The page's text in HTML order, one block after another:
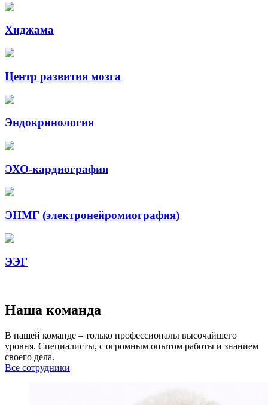
Хиджама
Центр развития мозга
Эндокринология
ЭХО-кардиография
ЭНМГ (электронейромиография)
ЭЭГ
Наша команда
В нашей команде – только профессионалы высочайшего
уровня. Специалисты, с огромным опытом работы и знанием
своего дела.
Все сотрудники